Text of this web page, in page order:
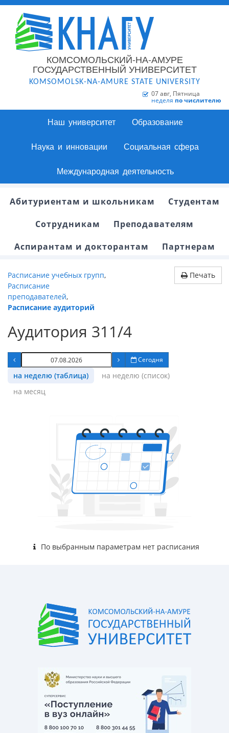
КОМСОМОЛЬСКИЙ-НА-АМУРЕ
ГОСУДАРСТВЕННЫЙ УНИВЕРСИТЕТ
KOMSOMOLSK-NA-AMURE STATE UNIVERSITY
07 авг, Пятница
неделя по числителю
Наш университет Образование
Наука и инновации Социальная сфера
Международная деятельность
Абитуриентам и школьникам
Студентам
Сотрудникам
Преподавателям
Аспирантам и докторантам
Партнерам
Расписание учебных групп,
Расписание
преподавателей,
Расписание аудиторий
Печать
Аудитория 311/4
Сегодня
на неделю (таблица)
на неделю (список)
на месяц
По выбранным параметрам нет расписания